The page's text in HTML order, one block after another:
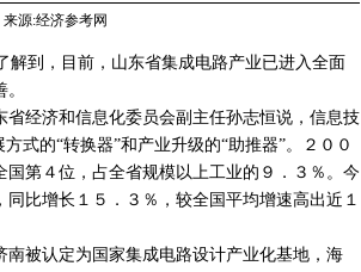
源:经济参考网
到，目前，山东省集成电路产业已进入全面
经济和信息化委员会副主任孙志恒说，信息技
式的“转换器”和产业升级的“助推器”。２００
第４位，占全省规模以上工业的９．３％。今
比增长１５．３％，较全国平均增速高出近１
被认定为国家集成电路设计产业化基地，海